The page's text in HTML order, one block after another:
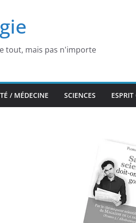
tout, mais pas n'importe
/ MÉDECINE SCIENCES